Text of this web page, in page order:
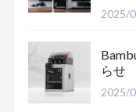
2025/
らせ
2025/